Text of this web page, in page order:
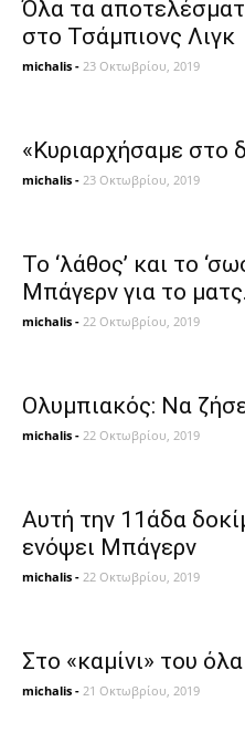
Όλα τα
στο Τσάμπιονς Λιγκ
michalis - 23 Οκτωβρίου, 2019
«Κυριαρχήσαμε στο
michalis - 23 Οκτωβρίου, 2019
Το ‘λάθος’ και το
Μπάγερν για το
michalis - 22 Οκτωβρίου, 2019
Ολυμπιακός: Να
michalis - 22 Οκτωβρίου, 2019
Αυτή την 11άδα
ενόψει Μπάγερν
michalis - 22 Οκτωβρίου, 2019
Στο «καμίνι» του
michalis - 21 Οκτωβρίου, 2019